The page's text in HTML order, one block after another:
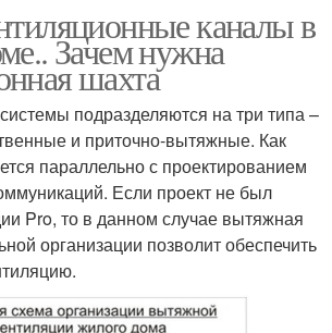
каналы в
Зачем нужна
шахта
подразделяются на три типа –
и приточно-вытяжные. Как
параллельно с проектированием
Если проект не был
Pro, то в данном случае вытяжная
организации позволит обеспечить